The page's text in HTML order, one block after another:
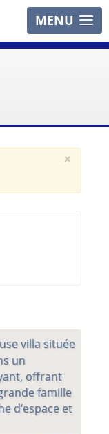
MENU
×
villa située
un
offrant
famille
d’espace et